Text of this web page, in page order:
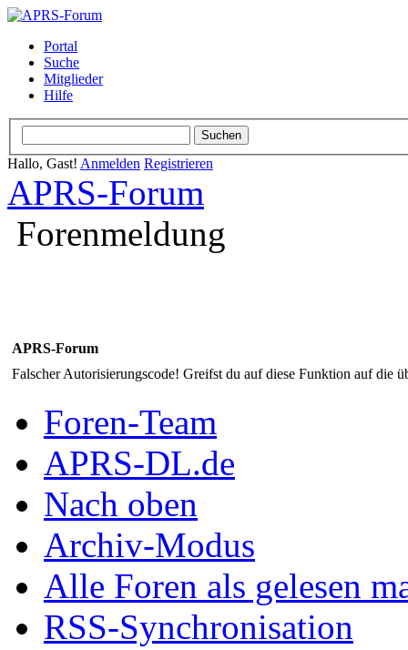
Portal
Suche
Mitglieder
Hilfe
Hallo, Gast! Anmelden Registrieren
APRS-Forum
Forenmeldung
APRS-Forum
Falscher Autorisierungscode! Greifst du auf diese Funktion auf die
Foren-Team
APRS-DL.de
Nach oben
Archiv-Modus
Alle Foren als gelesen
RSS-Synchronisation